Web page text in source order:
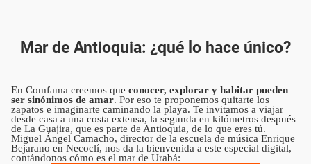
Mar de Antioquia: ¿qué lo hace único?
En Comfama creemos que conocer, explorar y habitar pueden
ser sinónimos de amar. Por eso te proponemos quitarte los
zapatos e imaginarte caminando la playa. Te invitamos a viajar
desde casa a una costa extensa, la segunda en kilómetros después
de La Guajira, que es parte de Antioquia, de lo que eres tú.
Miguel Ángel Camacho, director de la escuela de música Enrique
Bejarano en Necoclí, nos da la bienvenida a este especial digital,
contándonos cómo es el mar de Urabá: